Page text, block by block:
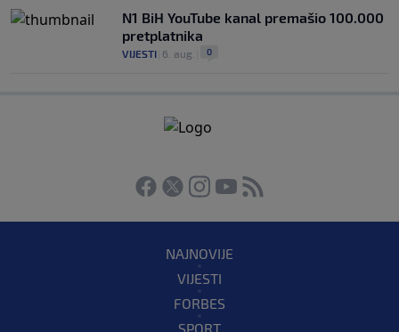
N1 BiH YouTube kanal premašio 100.000
pretplatnika
VIJESTI 6. aug. 0
NAJNOVIJE
VIJESTI
FORBES
SPORT